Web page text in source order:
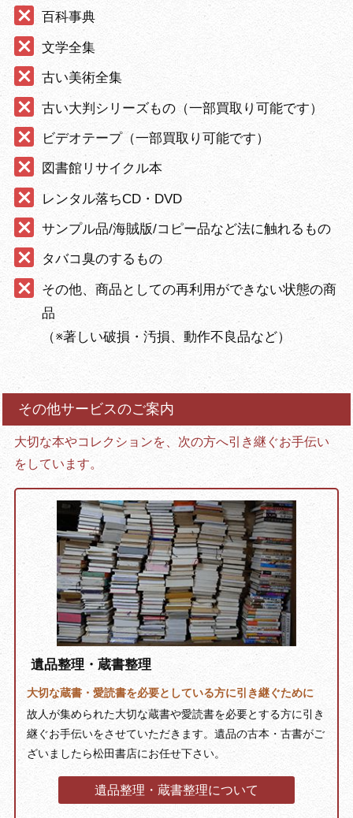
百科事典
文学全集
古い美術全集
古い大判シリーズもの（一部買取り可能です）
ビデオテープ（一部買取り可能です）
図書館リサイクル本
レンタル落ちCD・DVD
サンプル品/海賊版/コピー品など法に触れるもの
タバコ臭のするもの
その他、商品としての再利用ができない状態の商
品
（※著しい破損・汚損、動作不良品など）
その他サービスのご案内
大切な本やコレクションを、次の方へ引き継ぐお手伝い
をしています。
遺品整理・蔵書整理
大切な蔵書・愛読書を必要としている方に引き継ぐために
故人が集められた大切な蔵書や愛読書を必要とする方に引き
継ぐお手伝いをさせていただきます。遺品の古本・古書がご
ざいましたら松田書店にお任せ下さい。
遺品整理・蔵書整理について